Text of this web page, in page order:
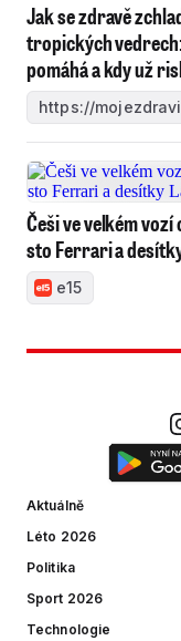
Jak se zdravě
tropických
pomáhá a kdy už
https://
Češi ve velkém
sto Ferrari a
e15
Aktuálně
Léto 2026
Politika
Sport 2026
Technologie